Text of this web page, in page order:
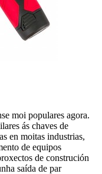
moi populares agora.
ás chaves de
en moitas industrias,
de equipos
de construción
saída de par